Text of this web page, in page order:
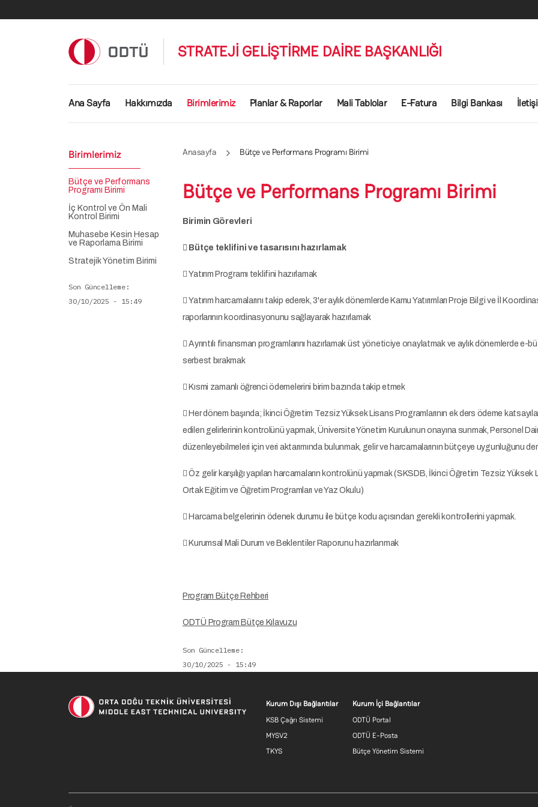
STRATEJİ GELİŞTİRME DAİRE BAŞKANLIĞI
Ana gezinti menüsü
Ana Sayfa Hakkımızda Birimlerimiz Planlar & Raporlar Mali Tablolar E-Fatura Bilgi Bankası
Anasayfa Bütçe ve Performans Programı Birimi
Bütçe ve Performans Programı Birimi
Birimin Görevleri
 Bütçe teklifini ve tasarısını hazırlamak
 Yatırım Programı teklifini hazırlamak
 Yatırım harcamalarını takip ederek, 3'er aylık dönemlerde Kamu Yatırımları Proje Bilgi ve İl
raporlarının koordinasyonunu sağlayarak hazırlamak
 Ayrıntılı finansman programlarını hazırlamak üst yöneticiye onaylatmak ve aylık dönemlerde
serbest bırakmak
 Kısmi zamanlı öğrenci ödemelerini birim bazında takip etmek
 Her dönem başında; İkinci Öğretim Tezsiz Yüksek Lisans Programlarının ek ders ödeme
edilen gelirlerinin kontrolünü yapmak, Üniversite Yönetim Kurulunun onayına sunmak, Personel
düzenleyebilmeleri için veri aktarımında bulunmak, gelir ve harcamalarının bütçeye uygunluğunu
 Öz gelir karşılığı yapılan harcamaların kontrolünü yapmak (SKSDB, İkinci Öğretim Tezsiz Yüksek
Ortak Eğitim ve Öğretim Programları ve Yaz Okulu)
 Harcama belgelerinin ödenek durumu ile bütçe kodu açısından gerekli kontrollerini yapmak.
 Kurumsal Mali Durum ve Beklentiler Raporunu hazırlanmak
Program Bütçe Rehberi
ODTÜ Program Bütçe Kılavuzu
Son Güncelleme
30/10/2025 - 15:49
Birimlerimiz
Bütçe ve Performans
Programı Birimi
İç Kontrol ve Ön Mali
Kontrol Birimi
Muhasebe Kesin Hesap
ve Raporlama Birimi
Stratejik Yönetim Birimi
Son Güncelleme
30/10/2025 - 15:49
Footer menu 2 TR
Kurum Dışı Bağlantılar
KSB Çağrı Sistemi
MYSV2
TKYS
Footer menu 3 TR
Kurum İçi Bağlantılar
ODTÜ Portal
ODTÜ E-Posta
Bütçe Yönetim Sistemi